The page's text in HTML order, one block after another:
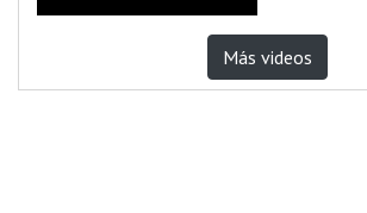
Más videos